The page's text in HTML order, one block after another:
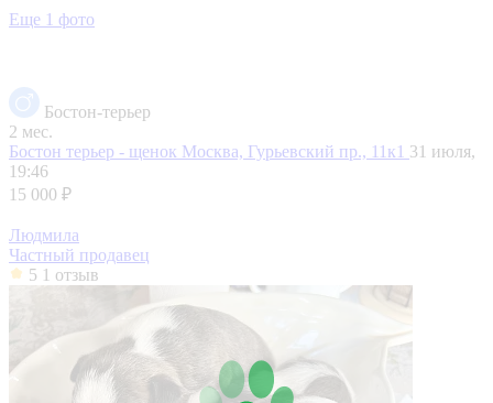
Еще 1 фото
Бостон-терьер
2 мес.
Бостон терьер - щенок Москва, Гурьевский пр., 11к1 31 июля,
19:46
15 000 ₽
Людмила
Частный продавец
5 1 отзыв